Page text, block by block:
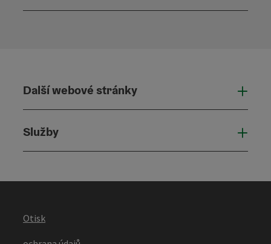
Další webové stránky
Služby
Otisk